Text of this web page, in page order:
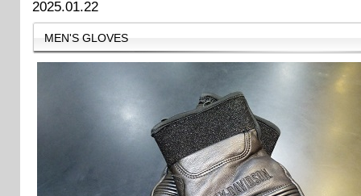
2025.01.22
MEN'S GLOVES